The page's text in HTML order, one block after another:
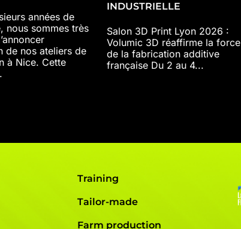
années de
nous sommes très
de nos ateliers de
à Nice. Cette
INDUSTRIELLE
Salon 3D Print Lyon 2026 :
Volumic 3D réaffirme la force
de la fabrication additive
française Du 2 au 4...
Training
Tailor-made
Farm production